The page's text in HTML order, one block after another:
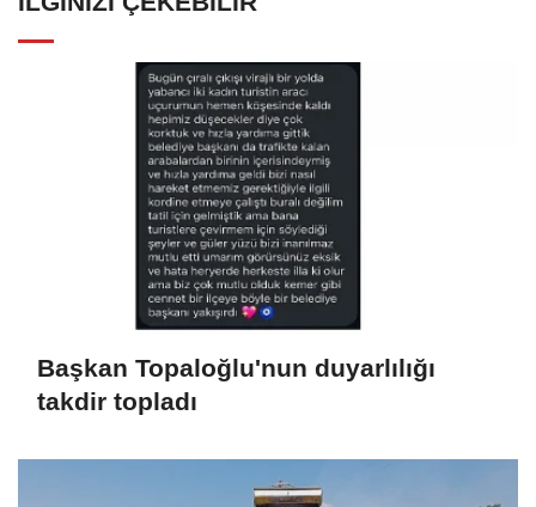
Başkan Topaloğlu'nun duyarlılığı
takdir topladı